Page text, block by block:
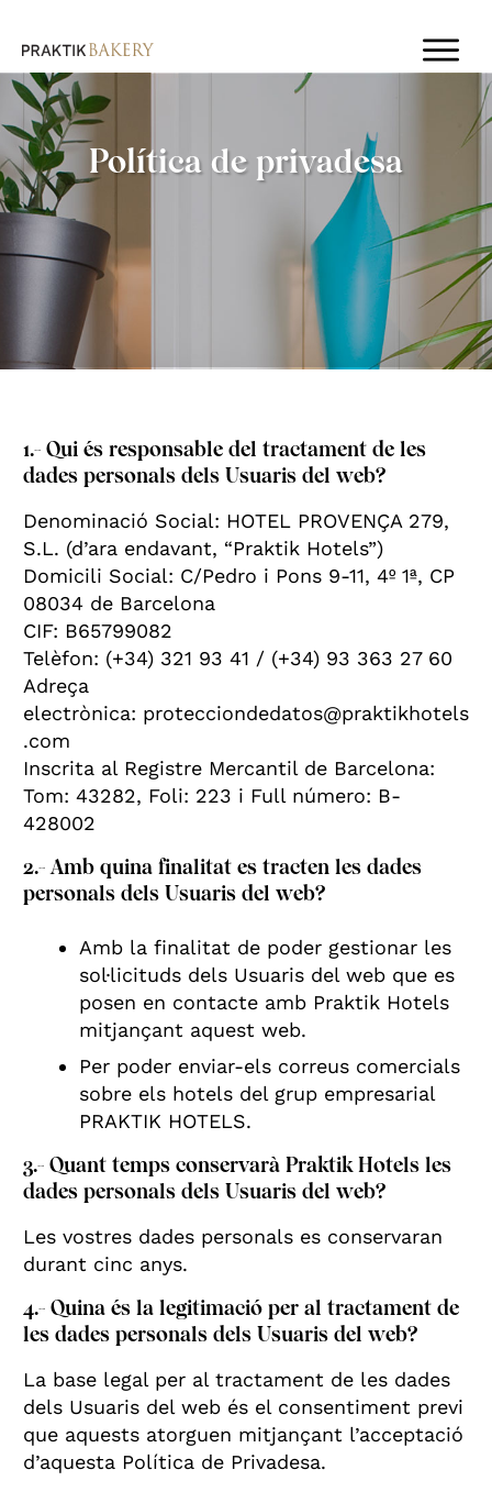
Política de privadesa
1.- Qui és responsable del tractament de les
dades personals dels Usuaris del web?
Denominació Social: HOTEL PROVENÇA 279,
S.L. (d’ara endavant, “Praktik Hotels”)
Domicili Social: C/Pedro i Pons 9-11, 4º 1ª, CP
08034 de Barcelona
CIF: B65799082
Telèfon: (+34) 321 93 41 / (+34) 93 363 27 60
Adreça
electrònica: protecciondedatos@praktikhotels
.com
Inscrita al Registre Mercantil de Barcelona:
Tom: 43282, Foli: 223 i Full número: B-
428002
2.- Amb quina finalitat es tracten les dades
personals dels Usuaris del web?
Amb la finalitat de poder gestionar les
sol·licituds dels Usuaris del web que es
posen en contacte amb Praktik Hotels
mitjançant aquest web.
Per poder enviar-els correus comercials
sobre els hotels del grup empresarial
PRAKTIK HOTELS.
3.- Quant temps conservarà Praktik Hotels les
dades personals dels Usuaris del web?
Les vostres dades personals es conservaran
durant cinc anys.
4.- Quina és la legitimació per al tractament de
les dades personals dels Usuaris del web?
La base legal per al tractament de les dades
dels Usuaris del web és el consentiment previ
que aquests atorguen mitjançant l’acceptació
d’aquesta Política de Privadesa.